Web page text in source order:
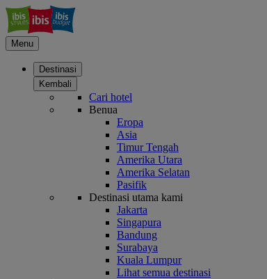
Menu
Destinasi
Kembali
Cari hotel
Benua
Eropa
Asia
Timur Tengah
Amerika Utara
Amerika Selatan
Pasifik
Destinasi utama kami
Jakarta
Singapura
Bandung
Surabaya
Kuala Lumpur
Lihat semua destinasi